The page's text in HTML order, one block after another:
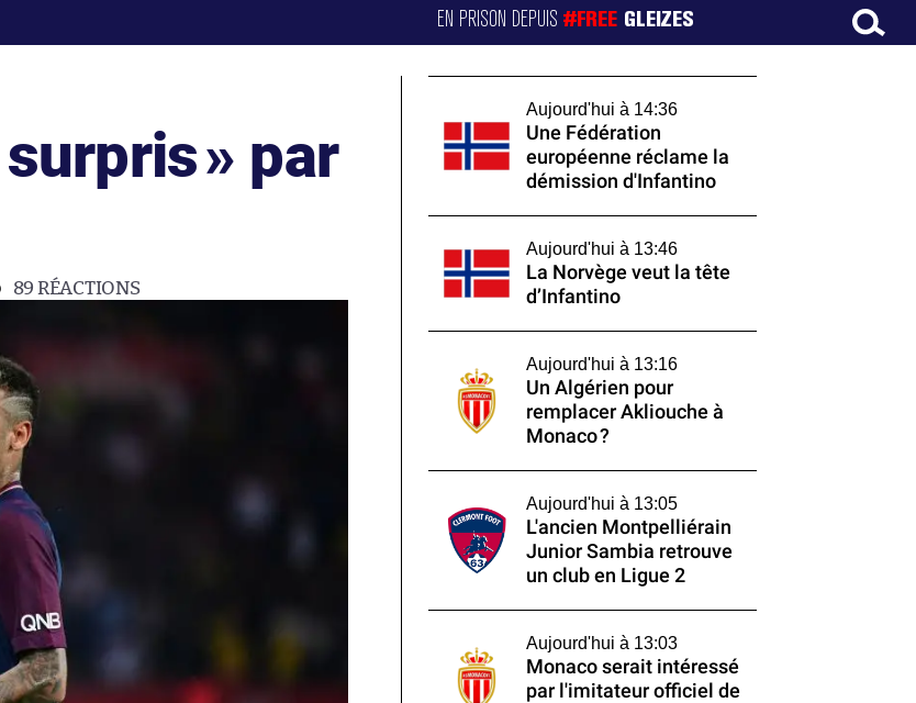
EN PRISON DEPUIS#FREE GLEIZES
surpris» par
89 RÉACTIONS
Aujourd'hui à 14:36
Une Fédération
européenne réclame la
démission d'Infantino
Aujourd'hui à 13:46
La Norvège veut la tête
d’Infantino
Aujourd'hui à 13:16
Un Algérien pour
remplacer Akliouche à
Monaco ?
Aujourd'hui à 13:05
L'ancien Montpelliérain
Junior Sambia retrouve
un club en Ligue 2
Aujourd'hui à 13:03
Monaco serait intéressé
par l'imitateur officiel de